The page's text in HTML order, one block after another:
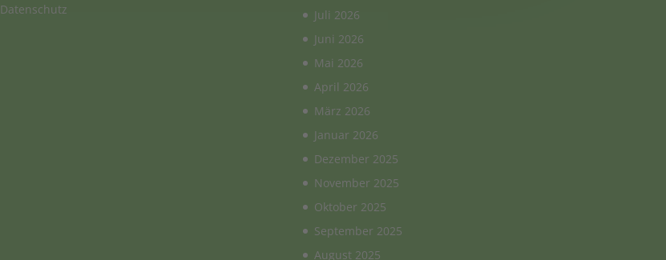
Datenschutz
Juli 2026
Juni 2026
Mai 2026
April 2026
März 2026
Januar 2026
Dezember 2025
November 2025
Oktober 2025
September 2025
August 2025